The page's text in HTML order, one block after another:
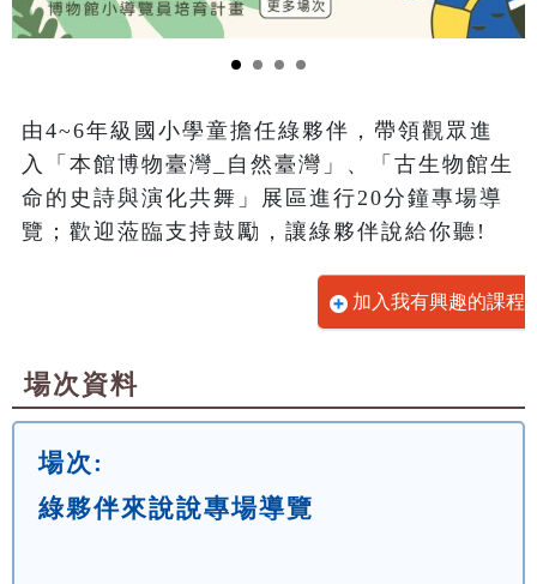
由4~6年級國小學童擔任綠夥伴，帶領觀眾進
入「本館博物臺灣_自然臺灣」、「古生物館生
命的史詩與演化共舞」展區進行20分鐘專場導
覽；歡迎蒞臨支持鼓勵，讓綠夥伴說給你聽!
加入我有興趣的課程
場次資料
場次:
綠夥伴來說說專場導覽